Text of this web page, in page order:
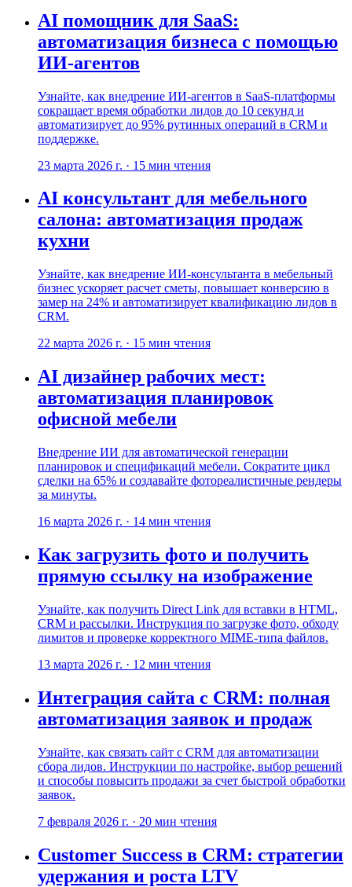
AI помощник для SaaS:
автоматизация бизнеса с помощью
ИИ-агентов
Узнайте, как внедрение ИИ-агентов в SaaS-платформы
сокращает время обработки лидов до 10 секунд и
автоматизирует до 95% рутинных операций в CRM и
поддержке.
23 марта 2026 г. · 15 мин чтения
AI консультант для мебельного
салона: автоматизация продаж
кухни
Узнайте, как внедрение ИИ-консультанта в мебельный
бизнес ускоряет расчет сметы, повышает конверсию в
замер на 24% и автоматизирует квалификацию лидов в
CRM.
22 марта 2026 г. · 15 мин чтения
AI дизайнер рабочих мест:
автоматизация планировок
офисной мебели
Внедрение ИИ для автоматической генерации
планировок и спецификаций мебели. Сократите цикл
сделки на 65% и создавайте фотореалистичные рендеры
за минуты.
16 марта 2026 г. · 14 мин чтения
Как загрузить фото и получить
прямую ссылку на изображение
Узнайте, как получить Direct Link для вставки в HTML,
CRM и рассылки. Инструкция по загрузке фото, обходу
лимитов и проверке корректного MIME-типа файлов.
13 марта 2026 г. · 12 мин чтения
Интеграция сайта с CRM: полная
автоматизация заявок и продаж
Узнайте, как связать сайт с CRM для автоматизации
сбора лидов. Инструкции по настройке, выбор решений
и способы повысить продажи за счет быстрой обработки
заявок.
7 февраля 2026 г. · 20 мин чтения
Customer Success в CRM: стратегии
удержания и роста LTV